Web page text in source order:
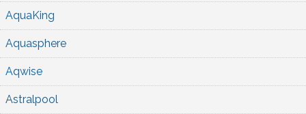
AquaKing
Aquasphere
Aqwise
Astralpool